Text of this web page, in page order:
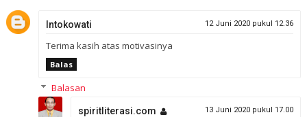
Intokowati 12 Juni 2020 pukul 12.36
Terima kasih atas motivasinya
Balas
Balasan
spiritliterasi.com 13 Juni 2020 pukul 17.00